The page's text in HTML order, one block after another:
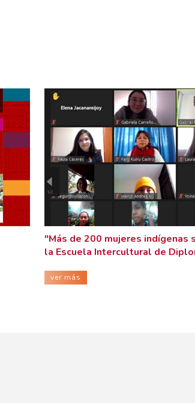
"Más de 200 mujeres
la Escuela Intercultural de
ver más